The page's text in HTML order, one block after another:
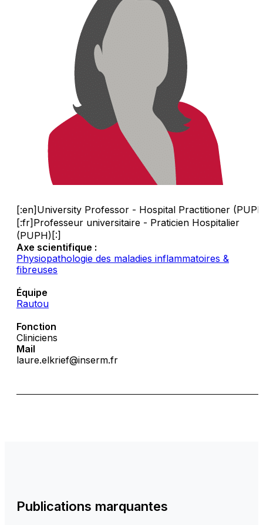
[:en]University Professor - Hospital Practitioner
[:fr]Professeur universitaire - Praticien Hospitalier
(PUPH)[:]
Axe scientifique :
Physiopathologie des maladies inflammatoires &
fibreuses
Équipe
Rautou
Fonction
Cliniciens
Mail
laure.elkrief@inserm.fr
Publications marquantes